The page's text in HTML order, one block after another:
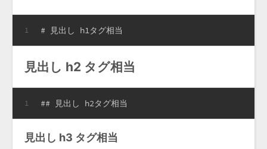
1 # 見出し h1タグ相当
見出し h2 タグ相当
1 ## 見出し h2タグ相当
見出し h3 タグ相当